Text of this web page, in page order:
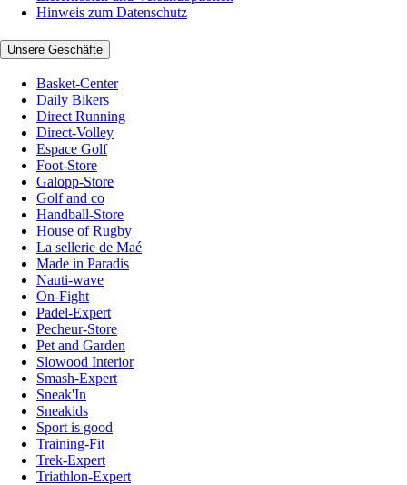
Hinweis zum Datenschutz
Unsere Geschäfte
Basket-Center
Daily Bikers
Direct Running
Direct-Volley
Espace Golf
Foot-Store
Galopp-Store
Golf and co
Handball-Store
House of Rugby
La sellerie de Maé
Made in Paradis
Nauti-wave
On-Fight
Padel-Expert
Pecheur-Store
Pet and Garden
Slowood Interior
Smash-Expert
Sneak'In
Sneakids
Sport is good
Training-Fit
Trek-Expert
Triathlon-Expert